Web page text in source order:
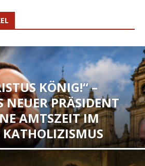
KÖNIG!“ –
PRÄSIDENT
AMTSZEIT IM
KATHOLIZISMUS